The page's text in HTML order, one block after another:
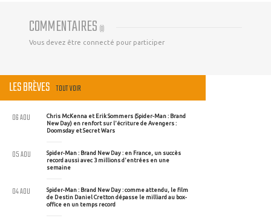
COMMENTAIRES (0)
Vous devez être connecté pour participer
LES BRÈVES TOUT VOIR
Chris McKenna et Erik Sommers (Spider-Man : Brand
New Day) en renfort sur l'écriture de Avengers :
Doomsday et Secret Wars
06 AOU
Spider-Man : Brand New Day : en France, un succès
record aussi avec 3 millions d'entrées en une
semaine
05 AOU
Spider-Man : Brand New Day : comme attendu, le film
de Destin Daniel Cretton dépasse le milliard au box-
office en un temps record
04 AOU